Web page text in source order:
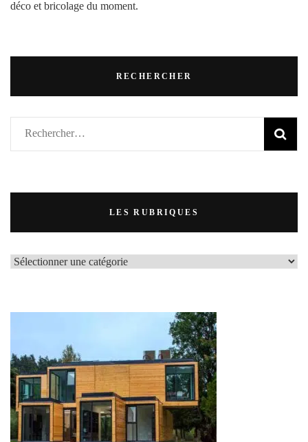
déco et bricolage du moment.
RECHERCHER
Rechercher :
LES RUBRIQUES
LES